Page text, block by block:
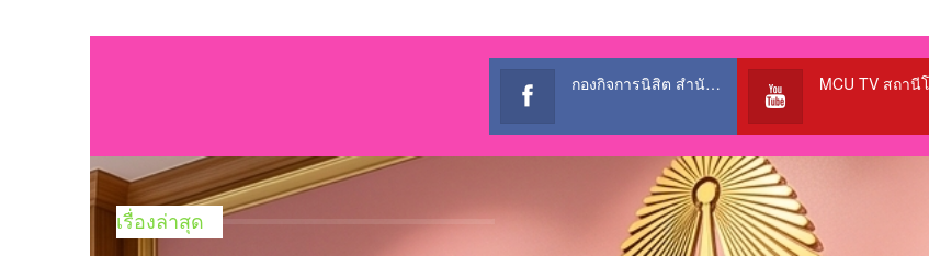
กองกิจการนิสิต สำนักงานอธิการบดี
เรื่องล่าสุด